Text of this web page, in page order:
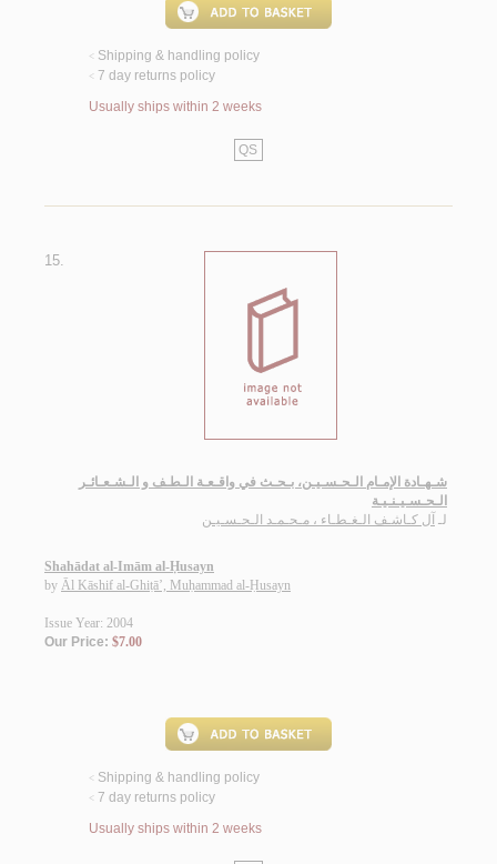
< Shipping & handling policy
< 7 day returns policy
Usually ships within 2 weeks
QS
15.
شـهـادة الإمـام الـحـسـيـن، بـحـث في واقـعـة الـطـف و الـشـعـائـر
الـحـسـيـنـيـة
لـ آل كـاشـف الـغـطـاء ، مـحـمـد الـحـسـيـن
Shahādat al-Imām al-Ḥusayn
by Āl Kāshif al-Ghiṭā’, Muḥammad al-Ḥusayn
Issue Year: 2004
Our Price: $7.00
< Shipping & handling policy
< 7 day returns policy
Usually ships within 2 weeks